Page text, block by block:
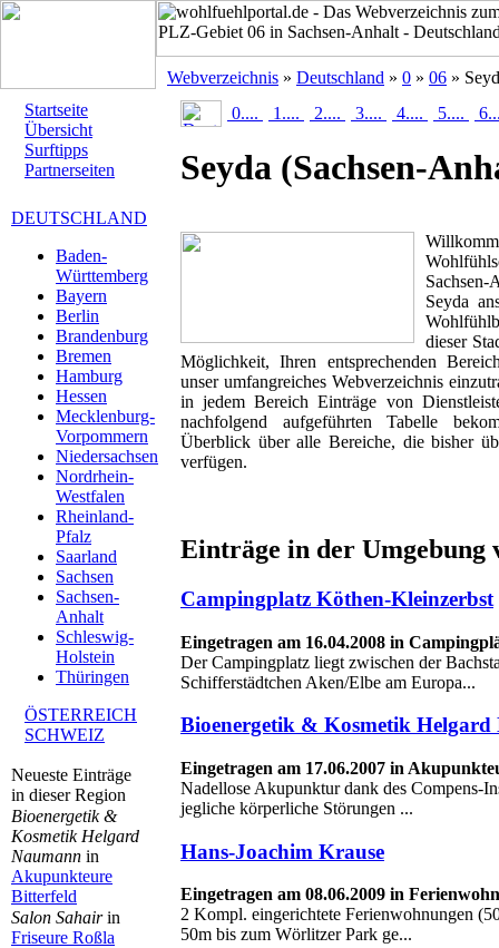
Webverzeichnis » Deutschland » 0 » 06 »
Startseite
Übersicht
Surftipps
Partnerseiten
DEUTSCHLAND
Baden-
Württemberg
Bayern
Berlin
Brandenburg
Bremen
Hamburg
Hessen
Mecklenburg-
Vorpommern
Niedersachsen
Nordrhein-
Westfalen
Rheinland-
Pfalz
Saarland
Sachsen
Sachsen-
Anhalt
Schleswig-
Holstein
Thüringen
ÖSTERREICH
SCHWEIZ
Neueste Einträge
in dieser Region
Bioenergetik &
Kosmetik Helgard
Naumann in
Akupunkteure
Bitterfeld
Salon Sahairin
Friseure Roßla
0.... 1.... 2.... 3.... 4.... 5....
Seyda (Sachsen-
Seyda
dieser
Möglichkeit, Ihren entsprechenden
unser umfangreiches Webverzeichnis
in jedem Bereich Einträge von
nachfolgend aufgeführten Tabelle
Überblick über alle Bereiche, die bisher
verfügen.
Einträge in der Umgebung
Campingplatz Köthen-Kleinzerbst
Eingetragen am 16.04.2008 in
Der Campingplatz liegt zwischen der
Schifferstädtchen Aken/Elbe am Europa...
Bioenergetik & Kosmetik Helgard
Eingetragen am 17.06.2007 in
Nadellose Akupunktur dank des Compens-
jegliche körperliche Störungen ...
Hans-Joachim Krause
Eingetragen am 08.06.2009 in
2 Kompl. eingerichtete Ferienwohnungen
50m bis zum Wörlitzer Park ge...